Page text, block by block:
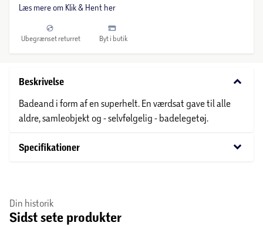
Læs mere om Klik & Hent her
Ubegrænset returret Byt i butik
Beskrivelse keyboard_arrow_down
Badeand i form af en superhelt. En værdsat gave til alle
aldre, samleobjekt og - selvfølgelig - badelegetøj.
Specifikationer keyboard_arrow_down
Din historik
Sidst sete produkter